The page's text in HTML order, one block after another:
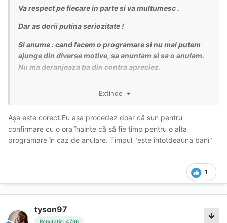
Va respect pe fiecare in parte si va multumesc .
Dar as dorii putina seriozitate !
Si anume : cand facem o programare si nu mai putem
ajunge din diverse motive, sa anuntam si sa o anulam.
Nu ma deranjeaza ba din contra apreciez.
cu 30 de minute inainte o sa le anulez .
Multumesc si imi cer scuze daca am deranjat!
O zi placuta in continuare !🙏🏽🙏🏽
Extinde
Așa este corect.Eu așa procedez doar că sun pentru
confirmare cu o ora înainte că să fie timp pentru o alta
programare în caz de anulare. Timpul "este întotdeauna bani"
1
tyson97
Reputație: 4796